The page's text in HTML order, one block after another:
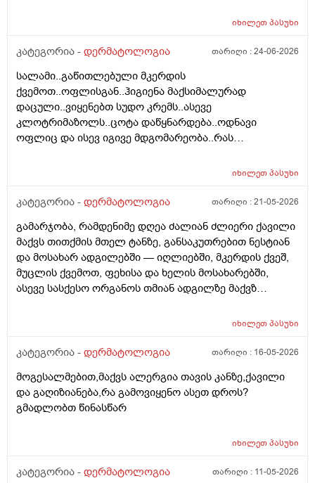
ფსორიაზის დროს და არის თუ არა პრაქტიკაში ვინც
გაღიზიანებულა კიდე უფრო . მადლონა წინასწარ !
კისერი , ყელი , მუცელი , საჯდომი , ხელი , ფეხი და ა.შ
და ყელზე და დაახლოებით 2 წელია გავწყვიტე ,
ვარ . ვიღაცამ მითხრა შესაძლოა ეპილაციამ
გააღიაზიანოს და მანდაც გამოვიდესო , შიშმა ამიტანა
. სხვადასხვა ვერსია მესმის , ზოგი ამბობს არანაირი
ახალი კერების გაჩენა , ზოგიც კი პირიქით . იქნებ
თქვენ მითხრათ ღირს გაგრძელება ? რისკი
იხილეთპასუხი
კატეგორია - დერმატოლოგია თარიღი :24-06-2026
სალამი..გაწითლებული მკერდის
ქვემოთ..ოფლისგან..ჰიგიენა მაქსიმალურად
დაცული..ვიყენებთ სუდო კრემს..ასევე
კლოტრიმაზოლს..ცოტა დაწყნარდება..ოდნავი
ოფლიც და ისევ იგივე მდგომარეობა..რას
იხილეთპასუხი
კატეგორია - დერმატოლოგია თარიღი :21-05-2026
გამარჯობა, რამდენიმე დღეა ძალიან ძლიერი ქავილი
მაქვს თითქმის მთელ ტანზე, განსაკუთრებით ნესტიან
და მოსახარ ადგილებში — იღლიებში, მკერდის ქვეშ,
მუცლის ქვემოთ, ფეხისა და ხელის მოსახარებში,
ასევე სასქესო ორგანოს თმიან ადგილზე მაქვზ
გაღიზიანება თავზე და ყურებში. ქავილი ზოგჯერ
მაინტერესებს, რისი ბრალი შეიძლება იყოს და რას
მაინც ბრუნდება დროდადრო
იხილეთპასუხი
კატეგორია - დერმატოლოგია თარიღი : 16-05-2026
მოგესალმებით,მაქვს ალერგია თავის კანზე,ქავილი
და გაღიზიანება,რა გამოვიყენო ასეთ დროს?
გმადლობთ წინასწარ
იხილეთპასუხი
კატეგორია - დერმატოლოგია თარიღი : 11-05-2026